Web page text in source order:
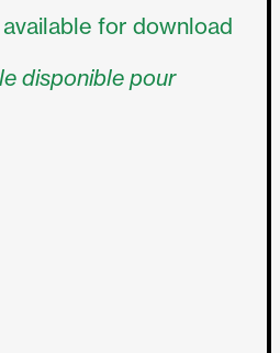
for download
disponible pour